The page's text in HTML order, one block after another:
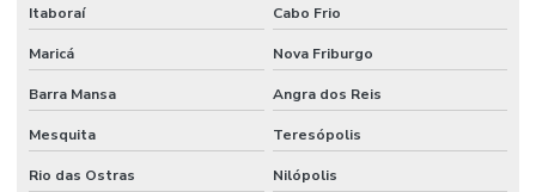
Projeto corpo de bombeiros
Projeto de detecção e alarme de incêndio
Itaboraí Cabo Frio
Maricá Nova Friburgo
Barra Mansa Angra dos Reis
Mesquita Teresópolis
Rio das Ostras Nilópolis